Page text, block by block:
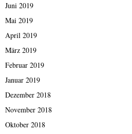
Juni 2019
Mai 2019
April 2019
März 2019
Februar 2019
Januar 2019
Dezember 2018
November 2018
Oktober 2018